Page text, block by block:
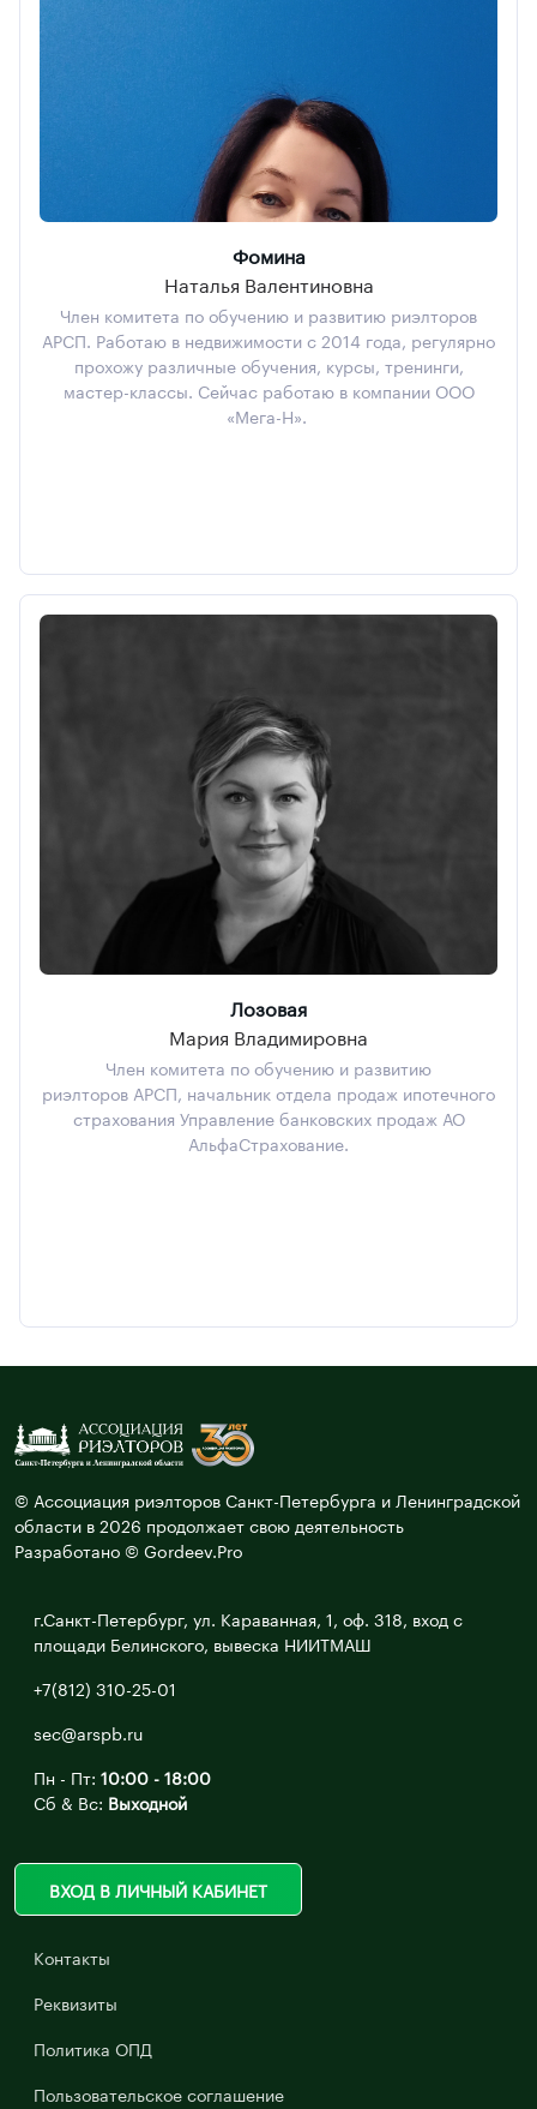
Фомина
Наталья Валентиновна
Член комитета по обучению и развитию риэлторов
АРСП. Работаю в недвижимости с 2014 года, регулярно
прохожу различные обучения, курсы, тренинги,
мастер-классы. Сейчас работаю в компании ООО
«Мега-Н».
Лозовая
Мария Владимировна
Член комитета по обучению и развитию
риэлторов АРСП, начальник отдела продаж ипотечного
страхования Управление банковских продаж АО
АльфаСтрахование.
© Ассоциация риэлторов Санкт-Петербурга и Ленинградской
области в 2026 продолжает свою деятельность
Разработано © Gordeev.Pro
г.Санкт-Петербург, ул. Караванная, 1, оф. 318, вход с
площади Белинского, вывеска НИИТМАШ
+7(812) 310-25-01
sec@arspb.ru
Пн - Пт: 10:00 - 18:00
Сб & Вс: Выходной
ВХОД В ЛИЧНЫЙ КАБИНЕТ
Контакты
Реквизиты
Политика ОПД
Пользовательское соглашение